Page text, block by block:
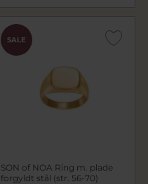
SALE
SON of NOA Ring m. plade
forgyldt stål (str. 56-70)